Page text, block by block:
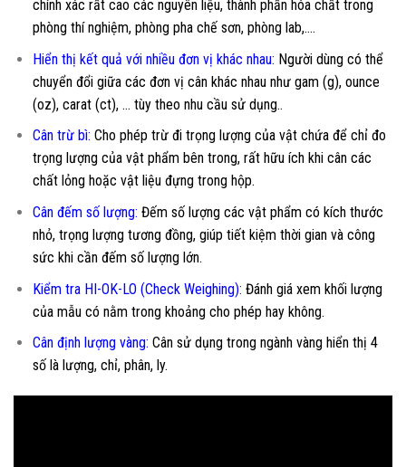
chính xác rất cao các nguyên liệu, thành phần hóa chất trong
phòng thí nghiệm, phòng pha chế sơn, phòng lab,….
Hiển thị kết quả với nhiều đơn vị khác nhau: Người dùng có thể
chuyển đổi giữa các đơn vị cân khác nhau như gam (g), ounce
(oz), carat (ct), … tùy theo nhu cầu sử dụng..
Cân trừ bì: Cho phép trừ đi trọng lượng của vật chứa để chỉ đo
trọng lượng của vật phẩm bên trong, rất hữu ích khi cân các
chất lỏng hoặc vật liệu đựng trong hộp.
Cân đếm số lượng: Đếm số lượng các vật phẩm có kích thước
nhỏ, trọng lượng tương đồng, giúp tiết kiệm thời gian và công
sức khi cần đếm số lượng lớn.
Kiểm tra HI-OK-LO (Check Weighing): Đánh giá xem khối lượng
của mẫu có nằm trong khoảng cho phép hay không.
Cân định lượng vàng: Cân sử dụng trong ngành vàng hiển thị 4
số là lượng, chỉ, phân, ly.